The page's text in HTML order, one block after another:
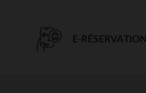
E-RÉSERVATION